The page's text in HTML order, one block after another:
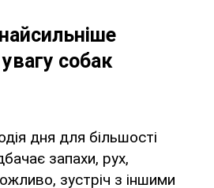
собак
дня для більшості
запахи, рух,
зустріч з іншими